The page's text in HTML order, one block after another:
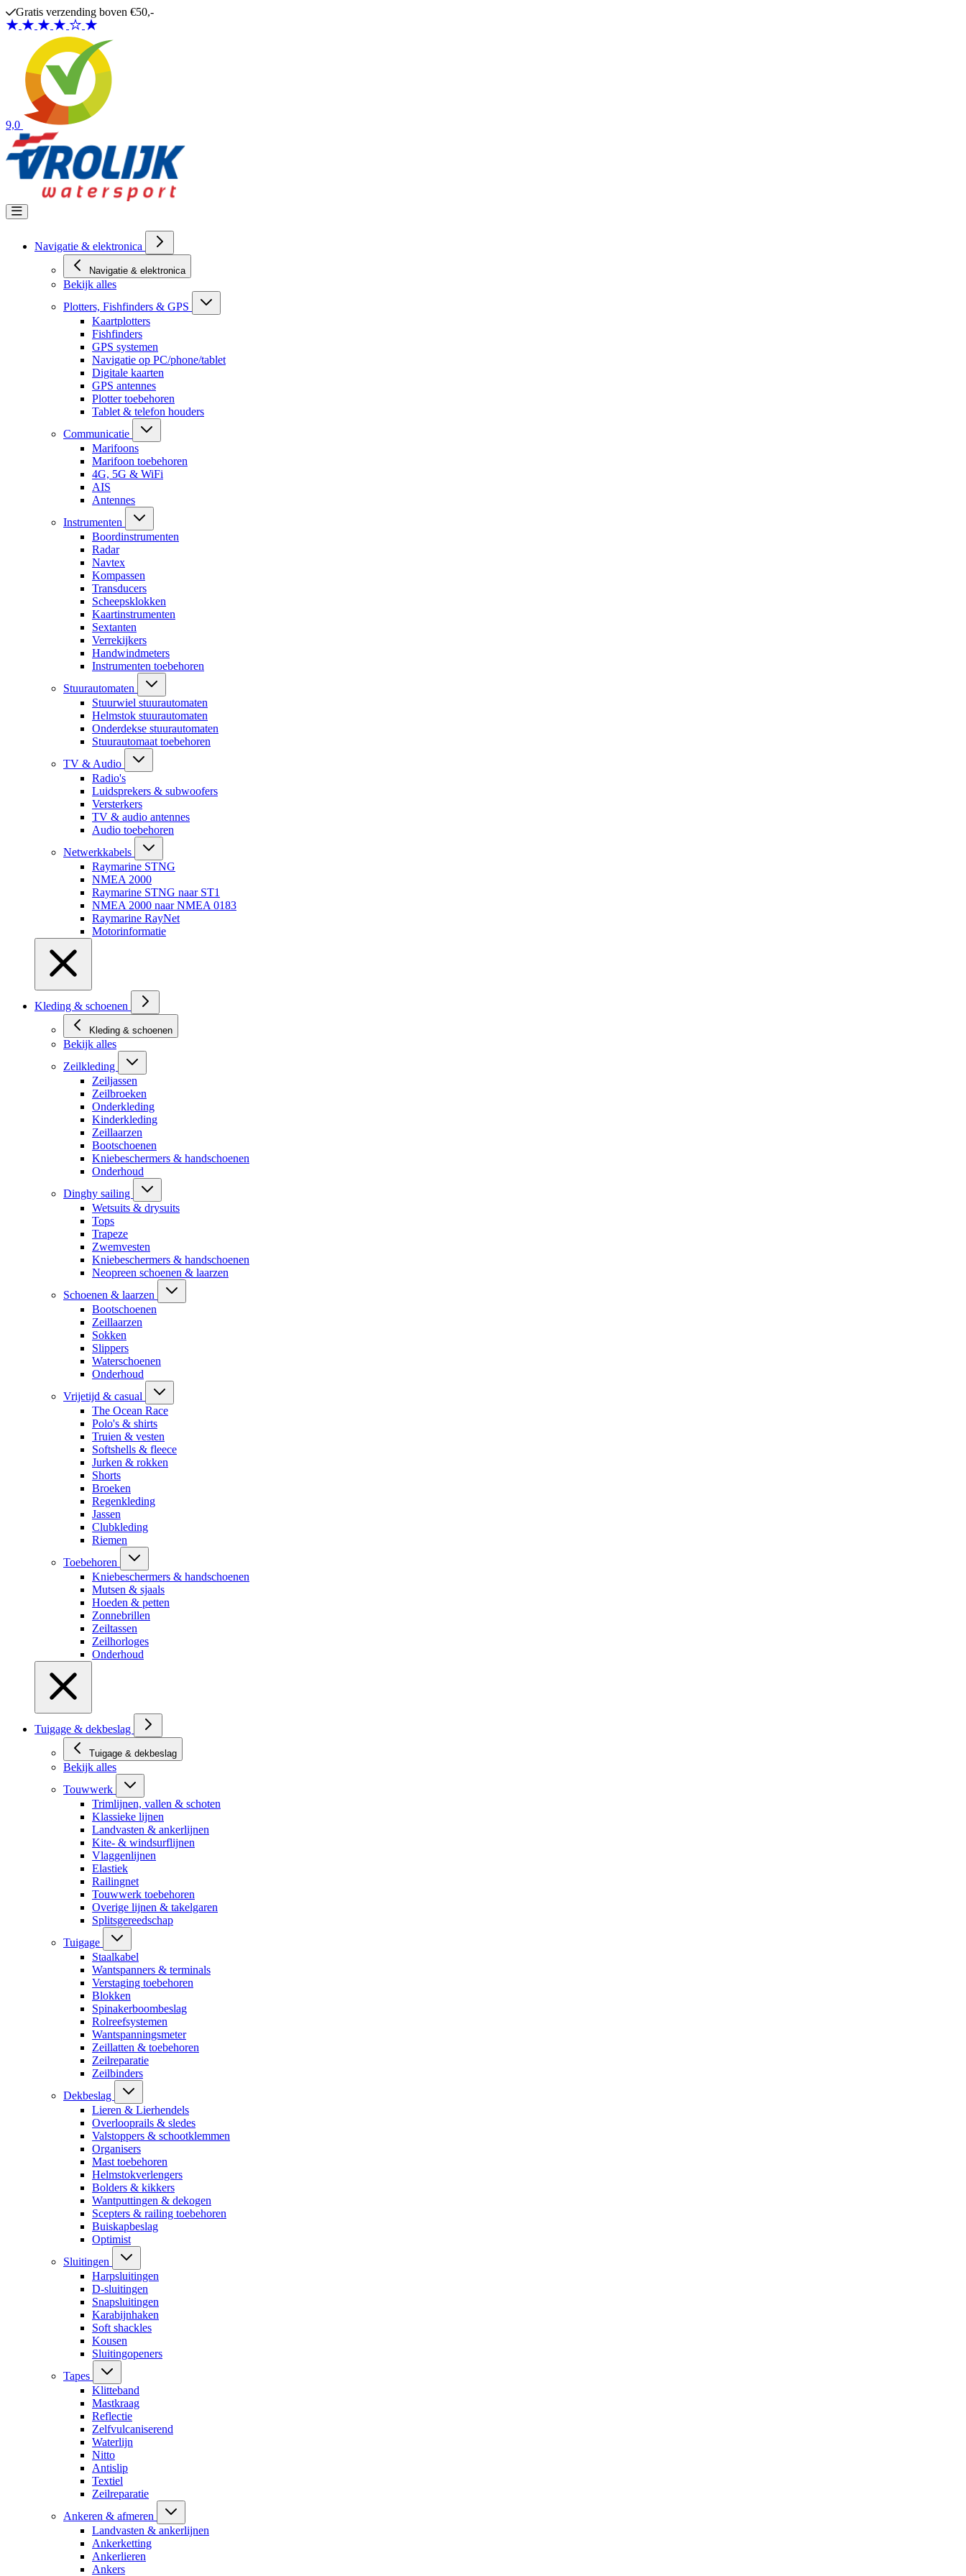
Ga naar de inhoud
Gratis verzending boven €50,-
9,0
Navigatie & elektronica
Navigatie & elektronica
Bekijk alles
Plotters, Fishfinders & GPS
Kaartplotters
Fishfinders
GPS systemen
Navigatie op PC/phone/tablet
Digitale kaarten
GPS antennes
Plotter toebehoren
Tablet & telefon houders
Communicatie
Marifoons
Marifoon toebehoren
4G, 5G & WiFi
AIS
Antennes
Instrumenten
Boordinstrumenten
Radar
Navtex
Kompassen
Transducers
Scheepsklokken
Kaartinstrumenten
Sextanten
Verrekijkers
Handwindmeters
Instrumenten toebehoren
Stuurautomaten
Stuurwiel stuurautomaten
Helmstok stuurautomaten
Onderdekse stuurautomaten
Stuurautomaat toebehoren
TV & Audio
Radio's
Luidsprekers & subwoofers
Versterkers
TV & audio antennes
Audio toebehoren
Netwerkkabels
Raymarine STNG
NMEA 2000
Raymarine STNG naar ST1
NMEA 2000 naar NMEA 0183
Raymarine RayNet
Motorinformatie
Kleding & schoenen
Kleding & schoenen
Bekijk alles
Zeilkleding
Zeiljassen
Zeilbroeken
Onderkleding
Kinderkleding
Zeillaarzen
Bootschoenen
Kniebeschermers & handschoenen
Onderhoud
Dinghy sailing
Wetsuits & drysuits
Tops
Trapeze
Zwemvesten
Kniebeschermers & handschoenen
Neopreen schoenen & laarzen
Schoenen & laarzen
Bootschoenen
Zeillaarzen
Sokken
Slippers
Waterschoenen
Onderhoud
Vrijetijd & casual
The Ocean Race
Polo's & shirts
Truien & vesten
Softshells & fleece
Jurken & rokken
Shorts
Broeken
Regenkleding
Jassen
Clubkleding
Riemen
Toebehoren
Kniebeschermers & handschoenen
Mutsen & sjaals
Hoeden & petten
Zonnebrillen
Zeiltassen
Zeilhorloges
Onderhoud
Tuigage & dekbeslag
Tuigage & dekbeslag
Bekijk alles
Touwwerk
Trimlijnen, vallen & schoten
Klassieke lijnen
Landvasten & ankerlijnen
Kite- & windsurflijnen
Vlaggenlijnen
Elastiek
Railingnet
Touwwerk toebehoren
Overige lijnen & takelgaren
Splitsgereedschap
Tuigage
Staalkabel
Wantspanners & terminals
Verstaging toebehoren
Blokken
Spinakerboombeslag
Rolreefsystemen
Wantspanningsmeter
Zeillatten & toebehoren
Zeilreparatie
Zeilbinders
Dekbeslag
Lieren & Lierhendels
Overlooprails & sledes
Valstoppers & schootklemmen
Organisers
Mast toebehoren
Helmstokverlengers
Bolders & kikkers
Wantputtingen & dekogen
Scepters & railing toebehoren
Buiskapbeslag
Optimist
Sluitingen
Harpsluitingen
D-sluitingen
Snapsluitingen
Karabijnhaken
Soft shackles
Kousen
Sluitingopeners
Tapes
Klitteband
Mastkraag
Reflectie
Zelfvulcaniserend
Waterlijn
Nitto
Antislip
Textiel
Zeilreparatie
Ankeren & afmeren
Landvasten & ankerlijnen
Ankerketting
Ankerlieren
Ankers